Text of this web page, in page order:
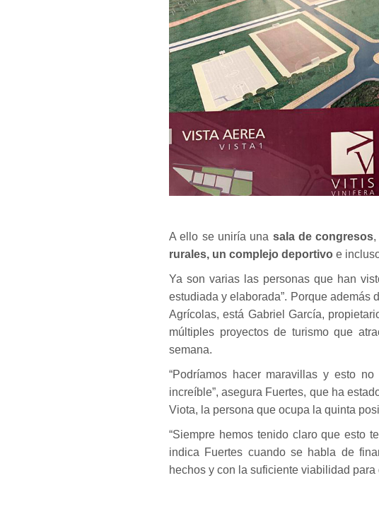
A ello se uniría una sala de congresos
rurales, un complejo deportivo e
Ya son varias las personas que han
estudiada y elaborada”. Porque además
Agrícolas, está Gabriel García,
múltiples proyectos de turismo que
semana.
“Podríamos hacer maravillas y esto
increíble”, asegura Fuertes, que ha
Viota, la persona que ocupa la quinta
“Siempre hemos tenido claro que esto
indica Fuertes cuando se habla de
hechos y con la suficiente viabilidad para